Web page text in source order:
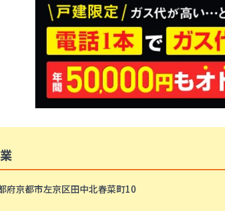
府京都市左京区田中北春菜町10